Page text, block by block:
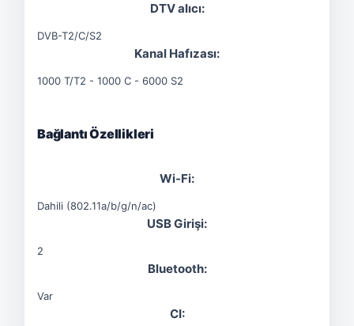
DTV alıcı:
DVB-T2/C/S2
Kanal Hafızası:
1000 T/T2 - 1000 C - 6000 S2
Bağlantı Özellikleri
Wi-Fi:
Dahili (802.11a/b/g/n/ac)
USB Girişi:
2
Bluetooth:
Var
CI: